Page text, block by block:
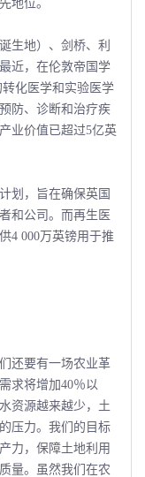
地位。
地）、剑桥、利
近，在伦敦帝国学
化医学和实验医学
防、诊断和治疗疾
业价值已超过5亿英
划，旨在确保英国
和公司。而再生医
4 000万英镑用于推
还要有一场农业革
求将增加40％以
资源越来越少，土
压力。我们的目标
力，保障土地利用
量。虽然我们在农